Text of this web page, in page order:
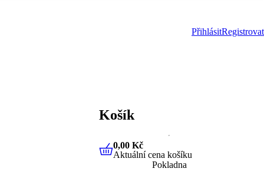
PřihlásitRegistrovat
Košík
0,00 KčAktuální cena košíku
0,00 Kč
Aktuální cena košíku
Pokladna